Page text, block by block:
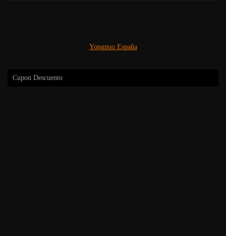
Yongnuo España
Cupon Descuento